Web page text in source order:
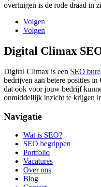
overtuigen is de rode draad in
Volgen
Volgen
Digital Climax
Digital Climax is een SEO
bedrijven aan betere posities
dat ook voor jouw bedrijf
onmiddellijk inzicht te krijgen
Navigatie
Wat is SEO?
SEO begrippen
Portfolio
Vacatures
Over ons
Blog